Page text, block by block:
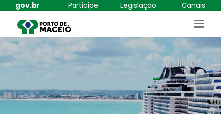
gov.br Participe Legislação Canais